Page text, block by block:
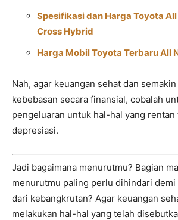
Spesifikasi dan Harga Toyota
Cross Hybrid
Harga Mobil Toyota Terbaru All
Nah, agar keuangan sehat dan
kebebasan secara finansial, cobalah
pengeluaran untuk hal-hal yang rentan
depresiasi.
Jadi bagaimana menurutmu? Bagian
menurutmu paling perlu dihindari
dari kebangkrutan? Agar keuangan
melakukan hal-hal yang telah